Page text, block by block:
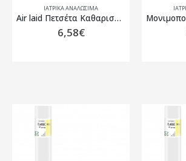
ΙΑΤΡΙΚΑ ΑΝΑΛΩΣΙΜΑ
Air laid Πετσέτα Καθαρισμού 50DS – 40cm x 70cm (50τμχ)
6,58€